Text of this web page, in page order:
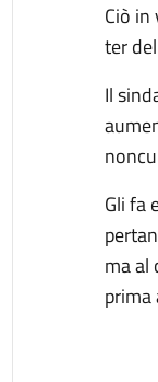
Ciò
ter
Il
Gli fa
ma al
prima